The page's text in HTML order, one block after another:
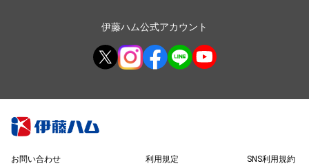
伊藤ハム公式アカウント
お問い合わせ 利用規定 SNS利用規約